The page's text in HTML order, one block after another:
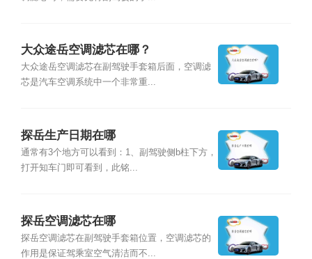
大众途岳空调滤芯在哪？
大众途岳空调滤芯在副驾驶手套箱后面，空调滤
芯是汽车空调系统中一个非常重...
探岳生产日期在哪
通常有3个地方可以看到：1、副驾驶侧b柱下方，
打开知车门即可看到，此铭...
探岳空调滤芯在哪
探岳空调滤芯在副驾驶手套箱位置，空调滤芯的
作用是保证驾乘室空气清洁而不...